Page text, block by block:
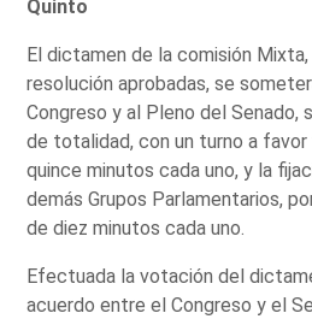
Quinto
El dictamen de la comisión
resolución aprobadas, se
Congreso y al Pleno del
de totalidad, con un turno a
quince minutos cada uno, y la
demás Grupos Parlamentarios,
de diez minutos cada uno.
Efectuada la votación del
acuerdo entre el Congreso y el